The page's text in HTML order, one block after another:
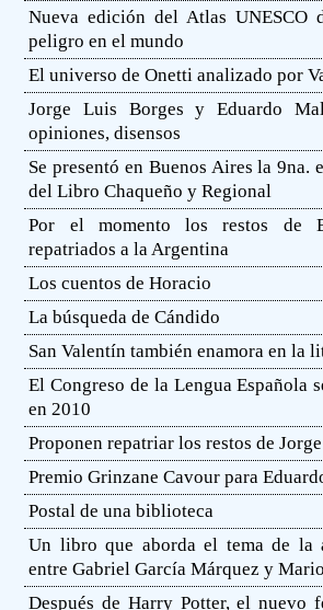
Nueva edición del Atlas UNESCO
peligro en el mundo
El universo de Onetti analizado por
Jorge Luis Borges y Eduardo
opiniones, disensos
Se presentó en Buenos Aires la 9na.
del Libro Chaqueño y Regional
Por el momento los restos de
repatriados a la Argentina
Los cuentos de Horacio
La búsqueda de Cándido
San Valentín también enamora en la
El Congreso de la Lengua Española
en 2010
Proponen repatriar los restos de
Premio Grinzane Cavour para
Postal de una biblioteca
Un libro que aborda el tema de la
entre Gabriel García Márquez y
Después de Harry Potter, el nuevo